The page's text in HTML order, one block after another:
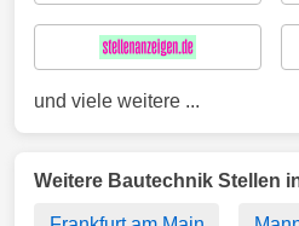
und viele weitere ...
Weitere Bautechnik Stellen